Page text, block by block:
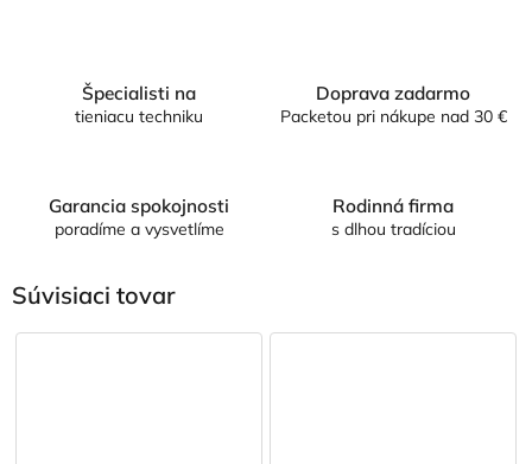
Špecialisti na
tieniacu techniku
Doprava zadarmo
Packetou pri nákupe nad 30 €
Garancia spokojnosti
poradíme a vysvetlíme
Rodinná firma
s dlhou tradíciou
Súvisiaci tovar